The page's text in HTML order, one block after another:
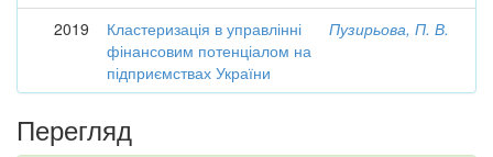
2019
Кластеризація в управлінні
фінансовим потенціалом на
підприємствах України
Пузирьова, П. В.
Перегляд